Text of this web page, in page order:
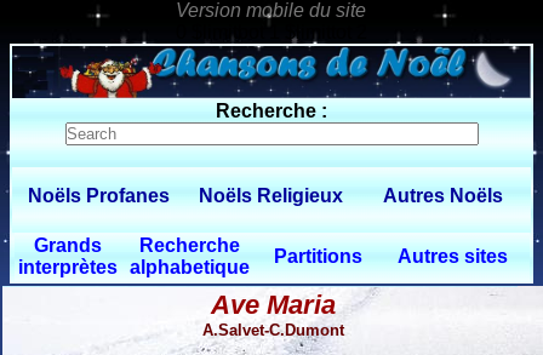
0 $limitbot 1 $limittot 2
Recherche :
Noëls Profanes Noëls Religieux Autres Noëls
Grands
interprètes
Recherche
alphabetique
Partitions Autres sites
Ave Maria
A.Salvet-C.Dumont